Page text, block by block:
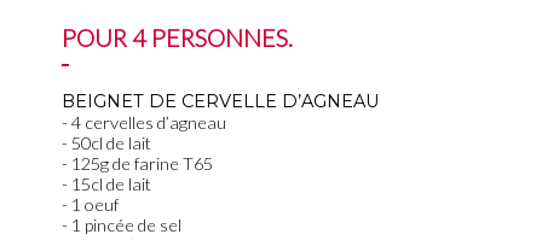
POUR 4 PERSONNES.
BEIGNET DE CERVELLE D’AGNEAU
4 cervelles d’agneau
50cl de lait
125g de farine T65
15cl de lait
1 oeuf
1 pincée de sel